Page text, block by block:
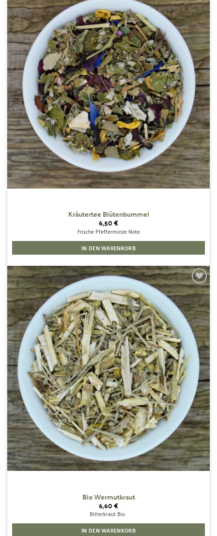
Zur
Wunschliste
hinzufügen
Kräutertee Blütenbummel
6,50€
Frische Pfefferminze Note
IN DEN WARENKORB
Zur
Wunschliste
hinzufügen
Bio Wermutkraut
6,60€
Bitterkraut Bio
IN DEN WARENKORB